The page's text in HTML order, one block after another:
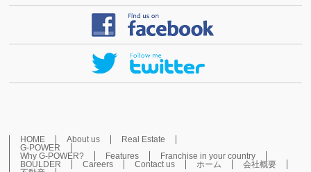
HOME About us
Real Estate
G-POWER
Why G-POWER?
Features
Franchise in your country
BOULDER
Careers Contact us ホーム
会社概要